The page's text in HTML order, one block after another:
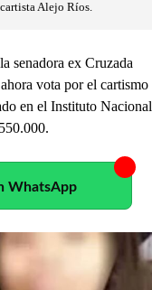
Alejo Ríos.
senadora ex Cruzada
vota por el cartismo
en el Instituto Nacional
WhatsApp